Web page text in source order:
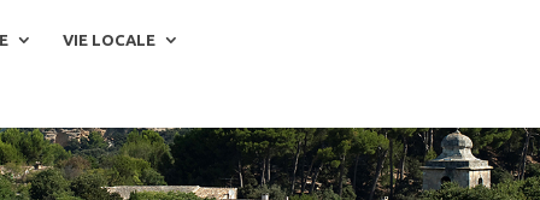
VIE LOCALE